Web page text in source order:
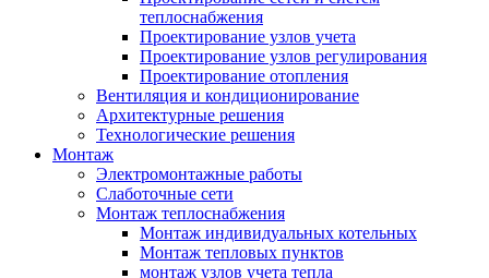
теплоснабжения
Проектирование узлов учета
Проектирование узлов регулирования
Проектирование отопления
Вентиляция и кондиционирование
Архитектурные решения
Технологические решения
Монтаж
Электромонтажные работы
Слаботочные сети
Монтаж теплоснабжения
Монтаж индивидуальных котельных
Монтаж тепловых пунктов
монтаж узлов учета тепла